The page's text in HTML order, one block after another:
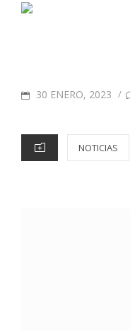
30 ENERO, 2023 /
NOTICIAS